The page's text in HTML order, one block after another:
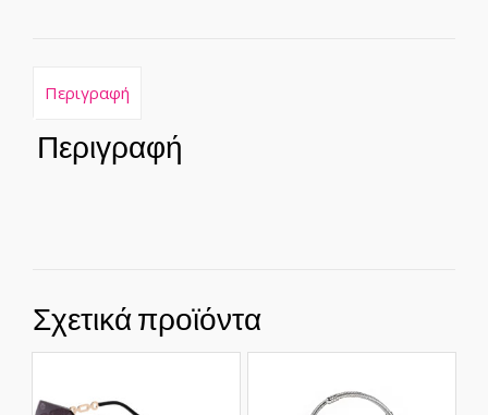
Περιγραφή
Περιγραφή
Σχετικά προϊόντα